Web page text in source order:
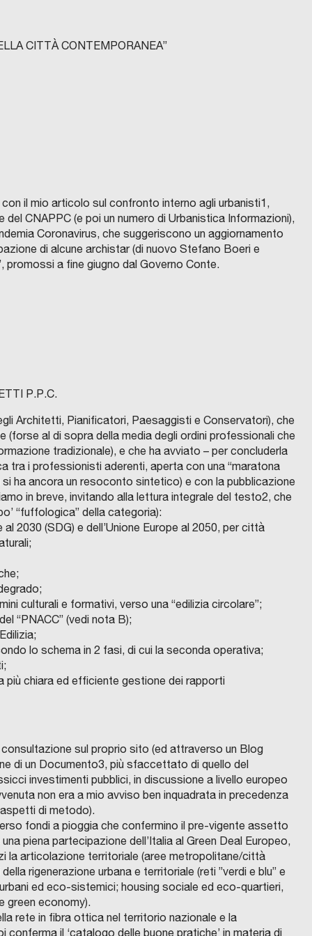
CITTÀ CONTEMPORANEA”
il mio articolo sul confronto interno agli urbanisti1,
CNAPPC (e poi un numero di Urbanistica Informazioni),
Coronavirus, che suggeriscono un aggiornamento
di alcune archistar (di nuovo Stefano Boeri e
promossi a fine giugno dal Governo Conte.
P.P.C.
Architetti, Pianificatori, Paesaggisti e Conservatori), che
al di sopra della media degli ordini professionali che
tradizionale), e che ha avviato – per concluderla
tra i professionisti aderenti, aperta con una “maratona
ha ancora un resoconto sintetico) e con la pubblicazione
in breve, invitando alla lettura integrale del testo2, che
“fuffologica” della categoria):
2030 (SDG) e dell’Unione Europe al 2050, per città
culturali e formativi, verso una “edilizia circolare”;
“PNACC” (vedi nota B);
lo schema in 2 fasi, di cui la seconda operativa;
più chiara ed efficiente gestione dei rapporti
sul proprio sito (ed attraverso un Blog
di un Documento3, più sfaccettato di quello del
investimenti pubblici, in discussione a livello europeo
non era a mio avviso ben inquadrata in precedenza
di metodo).
fondi a pioggia che confermino il pre-vigente assetto
piena partecipazione dell’Italia al Green Deal Europeo,
la articolazione territoriale (aree metropolitane/città
rigenerazione urbana e territoriale (reti ”verdi e blu” e
ed eco-sistemici; housing sociale ed eco-quartieri,
economy).
rete in fibra ottica nel territorio nazionale e la
il ‘catalogo delle buone pratiche’ in materia di